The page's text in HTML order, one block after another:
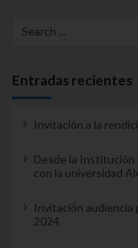
Entradas recientes
Invitación a la
Desde la Institución
con la universidad
Invitación audiencia
2024